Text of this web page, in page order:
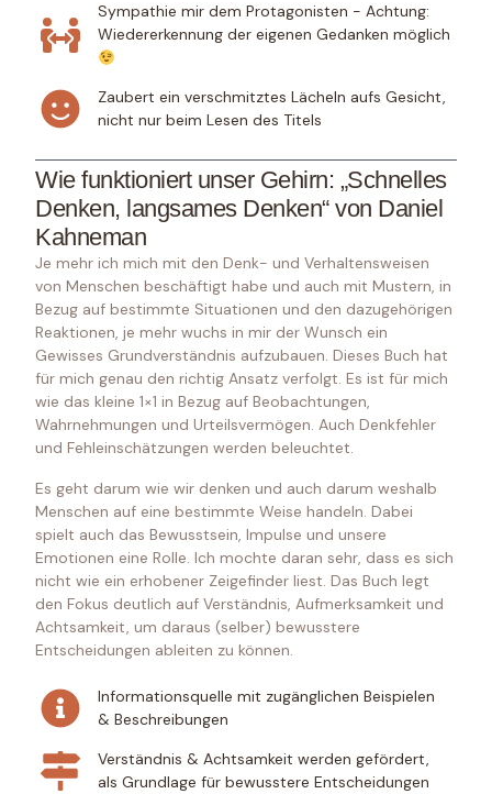
Sympathie mir dem Protagonisten - Achtung:
Wiedererkennung der eigenen Gedanken möglich
Zaubert ein verschmitztes Lächeln aufs Gesicht,
nicht nur beim Lesen des Titels
Wie funktioniert unser Gehirn: „Schnelles
Denken, langsames Denken“ von Daniel
Kahneman
​Je mehr ich mich mit den Denk- und Verhaltensweisen
von Menschen beschäftigt habe und auch mit Mustern, in
Bezug auf bestimmte Situationen und den dazugehörigen
Reaktionen, je mehr wuchs in mir der Wunsch ein
Gewisses Grundverständnis aufzubauen. Dieses Buch hat
für mich genau den richtig Ansatz verfolgt. Es ist für mich
wie das kleine 1×1 in Bezug auf Beobachtungen,
Wahrnehmungen und Urteilsvermögen. Auch Denkfehler
und Fehleinschätzungen werden beleuchtet.
Es geht darum wie wir denken und auch darum weshalb
Menschen auf eine bestimmte Weise handeln. Dabei
spielt auch das Bewusstsein, Impulse und unsere
Emotionen eine Rolle. Ich mochte daran sehr, dass es sich
nicht wie ein erhobener Zeigefinder liest. Das Buch legt
den Fokus deutlich auf Verständnis, Aufmerksamkeit und
Achtsamkeit, um daraus (selber) bewusstere
Entscheidungen ableiten zu können.
Informationsquelle mit zugänglichen Beispielen
& Beschreibungen
Verständnis & Achtsamkeit werden gefördert,
als Grundlage für bewusstere Entscheidungen